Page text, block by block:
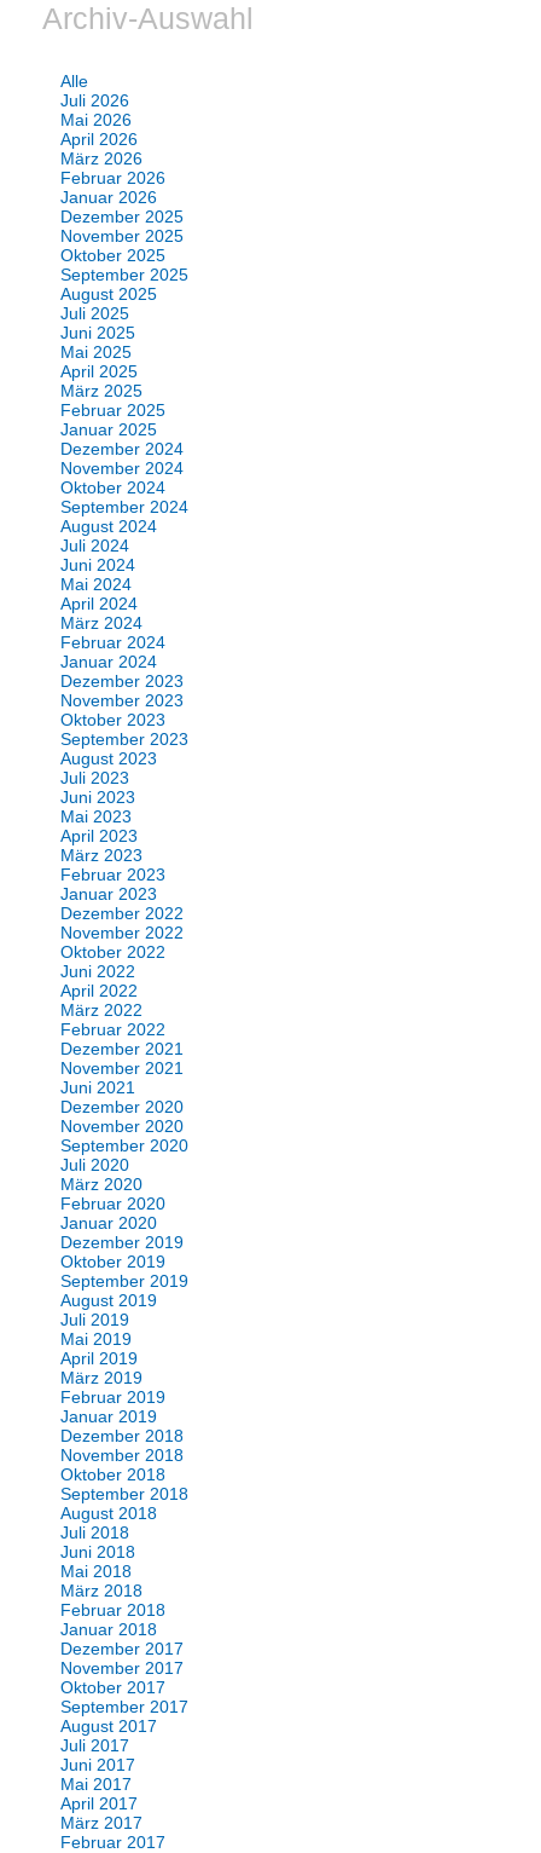
Archiv-Auswahl
Alle
Juli 2026
Mai 2026
April 2026
März 2026
Februar 2026
Januar 2026
Dezember 2025
November 2025
Oktober 2025
September 2025
August 2025
Juli 2025
Juni 2025
Mai 2025
April 2025
März 2025
Februar 2025
Januar 2025
Dezember 2024
November 2024
Oktober 2024
September 2024
August 2024
Juli 2024
Juni 2024
Mai 2024
April 2024
März 2024
Februar 2024
Januar 2024
Dezember 2023
November 2023
Oktober 2023
September 2023
August 2023
Juli 2023
Juni 2023
Mai 2023
April 2023
März 2023
Februar 2023
Januar 2023
Dezember 2022
November 2022
Oktober 2022
Juni 2022
April 2022
März 2022
Februar 2022
Dezember 2021
November 2021
Juni 2021
Dezember 2020
November 2020
September 2020
Juli 2020
März 2020
Februar 2020
Januar 2020
Dezember 2019
Oktober 2019
September 2019
August 2019
Juli 2019
Mai 2019
April 2019
März 2019
Februar 2019
Januar 2019
Dezember 2018
November 2018
Oktober 2018
September 2018
August 2018
Juli 2018
Juni 2018
Mai 2018
März 2018
Februar 2018
Januar 2018
Dezember 2017
November 2017
Oktober 2017
September 2017
August 2017
Juli 2017
Juni 2017
Mai 2017
April 2017
März 2017
Februar 2017